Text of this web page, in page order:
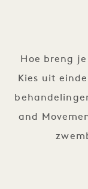
Hoe breng
Kies uit
and